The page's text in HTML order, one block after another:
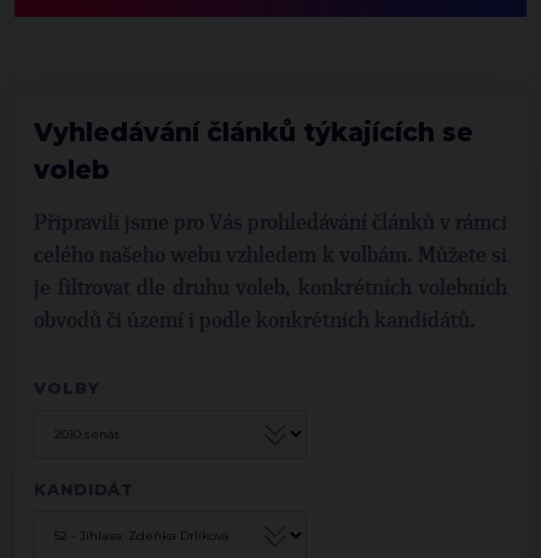
Vyhledávání článků týkajících se
voleb
Připravili jsme pro Vás prohledávání článků v rámci
celého našeho webu vzhledem k volbám. Můžete si
je filtrovat dle druhu voleb, konkrétních volebních
obvodů či území i podle konkrétních kandidátů.
VOLBY
KANDIDÁT